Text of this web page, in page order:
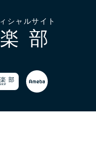
シャルサイト
部
部